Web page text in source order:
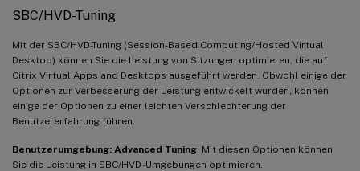
SBC/HVD-Tuning
Mit der SBC/HVD-Tuning (Session-Based Computing/Hosted Virtual
Desktop) können Sie die Leistung von Sitzungen optimieren, die auf
Citrix Virtual Apps and Desktops ausgeführt werden. Obwohl einige der
Optionen zur Verbesserung der Leistung entwickelt wurden, können
einige der Optionen zu einer leichten Verschlechterung der
Benutzererfahrung führen.
Benutzerumgebung: Advanced Tuning . Mit diesen Optionen können
Sie die Leistung in SBC/HVD -Umgebungen optimieren.